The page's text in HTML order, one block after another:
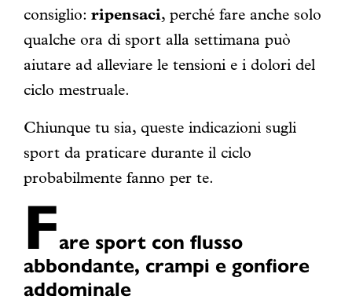
consiglio: ripensaci, perché fare anche solo
qualche ora di sport alla settimana può
aiutare ad alleviare le tensioni e i dolori del
ciclo mestruale.
Chiunque tu sia, queste indicazioni sugli
sport da praticare durante il ciclo
probabilmente fanno per te.
Fare sport con flusso
abbondante, crampi e gonfiore
addominale